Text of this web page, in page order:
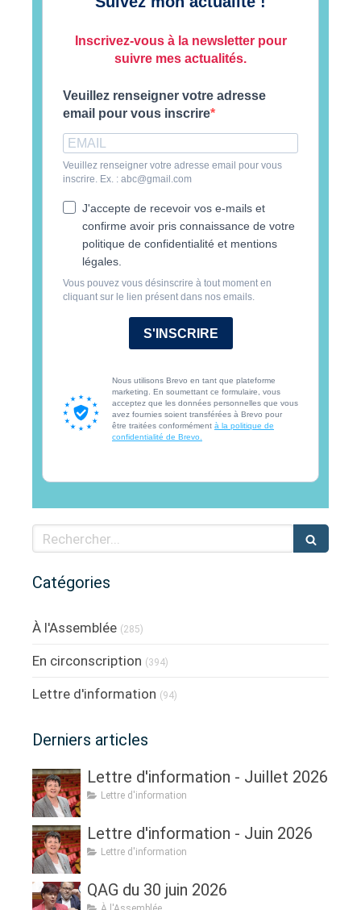
Inscrivez-vous à la newsletter pour
suivre mes actualités.
Veuillez renseigner votre adresse
email pour vous inscrire
Veuillez renseigner votre adresse email pour vous
inscrire. Ex. : abc@gmail.com
J'accepte de recevoir vos e-mails et
confirme avoir pris connaissance de votre
politique de confidentialité et mentions
légales.
Vous pouvez vous désinscrire à tout moment en
cliquant sur le lien présent dans nos emails.
S'INSCRIRE
Nous utilisons Brevo en tant que plateforme
marketing. En soumettant ce formulaire, vous
acceptez que les données personnelles que vous
avez fournies soient transférées à Brevo pour
être traitées conformément à la politique de
confidentialité de Brevo.
Rechercher
Catégories
À l'Assemblée (285)
En circonscription (394)
Lettre d'information (94)
Derniers articles
Lettre d'information - Juillet 2026
Lettre d'information
Lettre d'information - Juin 2026
Lettre d'information
QAG du 30 juin 2026